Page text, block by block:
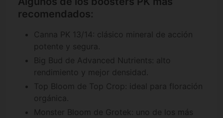
recomendados:
Canna PK 13/14: clásico mineral de acción
potente y segura.
Big Bud de Advanced Nutrients: alto
rendimiento y mejor densidad.
Top Bloom de Top Crop: ideal para floración
orgánica.
Monster Bloom de Grotek: uno de los más